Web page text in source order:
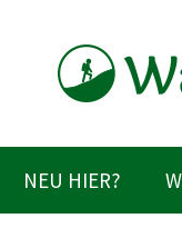
NEU HIER?